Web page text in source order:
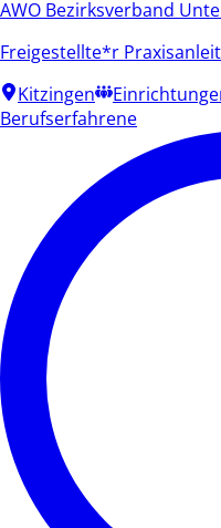
AWO Bezirksverband
Freigestellte*r
Kitzingen
Berufserfahrene